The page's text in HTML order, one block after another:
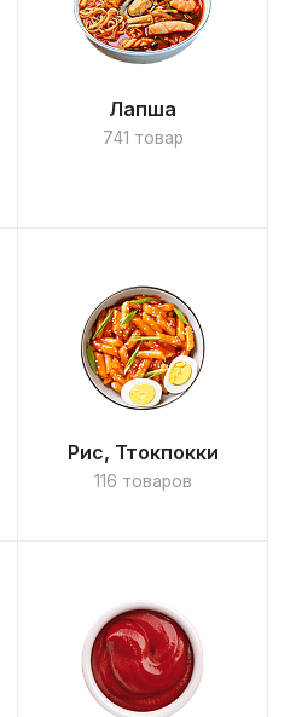
Лапша
741 товар
Рис, Ттокпокки
116 товаров